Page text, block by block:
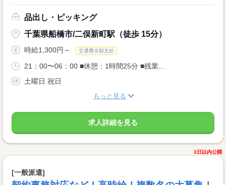
品出し・ピッキング
千葉県船橋市/二俣新町駅（徒歩 15分）
時給1,300円～ 交通費全額支給
21：00〜06：00 ■休憩：1時間25分 ■残業...
土曜日 祝日
もっと見る
求人詳細を見る
3日以内公開
[一般派遣]